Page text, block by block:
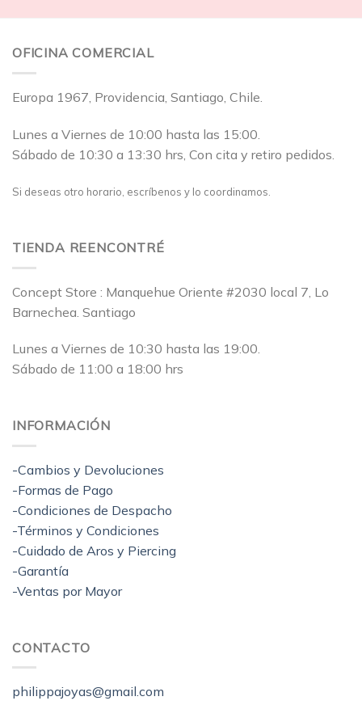
OFICINA COMERCIAL
Europa 1967, Providencia, Santiago, Chile.
Lunes a Viernes de 10:00 hasta las 15:00.
Sábado de 10:30 a 13:30 hrs, Con cita y retiro pedidos.
Si deseas otro horario, escríbenos y lo coordinamos.
TIENDA REENCONTRÉ
Concept Store : Manquehue Oriente #2030 local 7, Lo
Barnechea. Santiago
Lunes a Viernes de 10:30 hasta las 19:00.
Sábado de 11:00 a 18:00 hrs
INFORMACIÓN
-Cambios y Devoluciones
-Formas de Pago
-Condiciones de Despacho
-Términos y Condiciones
-Cuidado de Aros y Piercing
-Garantía
-Ventas por Mayor
CONTACTO
philippajoyas@gmail.com